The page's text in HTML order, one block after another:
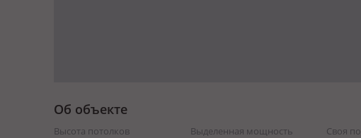
Об объекте
Высота потолков Выделенная мощность Своя